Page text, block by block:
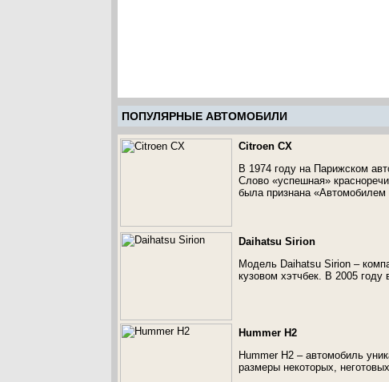
ПОПУЛЯРНЫЕ АВТОМОБИЛИ
Citroen CX
В 1974 году на Парижском
Слово «успешная»
была признана «Автомобилем
Daihatsu Sirion
Модель Daihatsu Sirion –
кузовом хэтчбек. В 2005
Hummer H2
Hummer H2 – автомобиль
размеры некоторых,